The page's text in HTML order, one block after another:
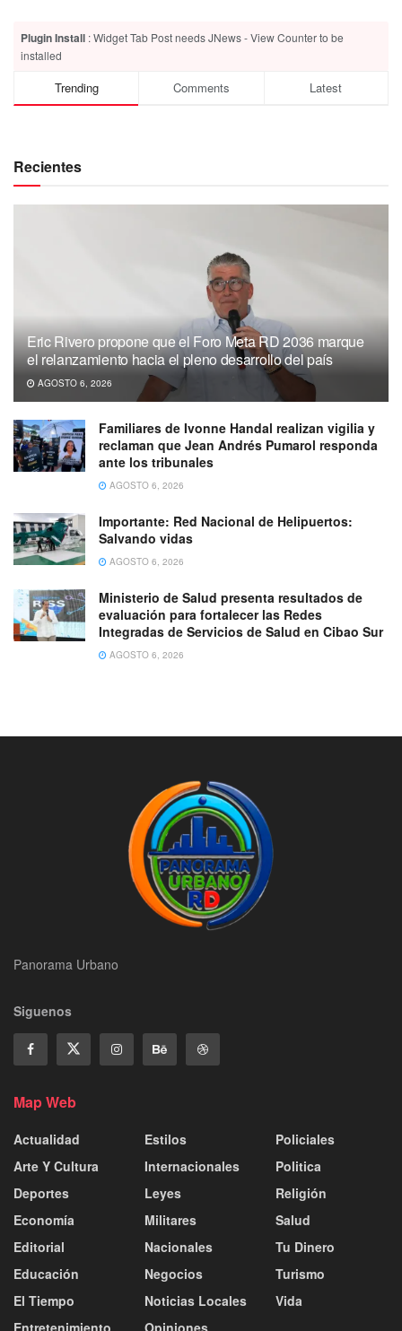
Plugin Install : Widget Tab Post needs JNews - View Counter to be
installed
Trending Comments Latest
Recientes
Eric Rivero propone que el Foro Meta RD 2036 marque
el relanzamiento hacia el pleno desarrollo del país
AGOSTO 6, 2026
Familiares de Ivonne Handal realizan vigilia y
reclaman que Jean Andrés Pumarol responda
ante los tribunales
AGOSTO 6, 2026
Importante: Red Nacional de Helipuertos:
Salvando vidas
AGOSTO 6, 2026
Ministerio de Salud presenta resultados de
evaluación para fortalecer las Redes
Integradas de Servicios de Salud en Cibao Sur
AGOSTO 6, 2026
Panorama Urbano
Siguenos
Map Web
Actualidad
Arte Y Cultura
Deportes
Economía
Editorial
Educación
El Tiempo
Entretenimiento
Estilos
Internacionales
Leyes
Militares
Nacionales
Negocios
Noticias Locales
Opiniones
Policiales
Politica
Religión
Salud
Tu Dinero
Turismo
Vida